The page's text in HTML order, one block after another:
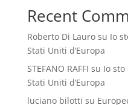
Recent
Roberto Di Laurosu Io
Stati Uniti d’Europa
STEFANO RAFFI su Io
Stati Uniti d’Europa
luciano bilotti su